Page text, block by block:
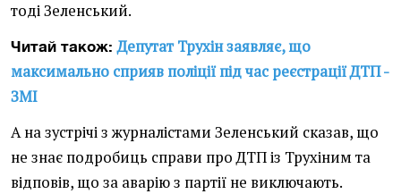
тоді Зеленський.
Читай також:Депутат Трухін заявляє, що
максимально сприяв поліції під час реєстрації ДТП -
ЗМІ
А на зустрічі з журналістами Зеленський сказав, що
не знає подробиць справи про ДТП із Трухіним та
відповів, що за аварію з партії не виключають.